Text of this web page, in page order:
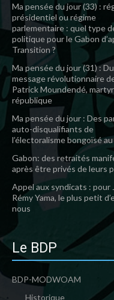
Ma pensée du jour (33) :
présidentiel ou régime
parlementaire : quel type
politique pour le Gabon
Transition ?
Ma pensée du jour (31) : Du
message révolutionnaire
Patrick Moundendé,
république
Ma pensée du jour : Des
auto-disqualifiants de
l’électoralisme bongoïsé
Gabon: des retraités
après être privés de leurs
Appel aux syndicats : pour
Rémy Yama, le plus petit
nous
Le BDP
BDP-MODWOAM
Historique